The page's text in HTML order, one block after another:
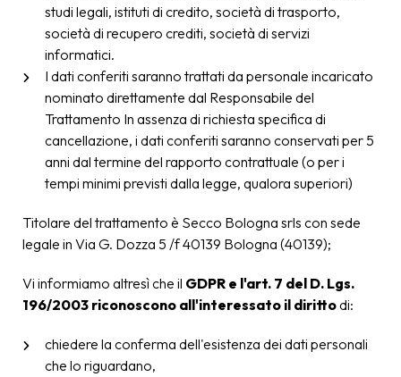
studi legali, istituti di credito, società di trasporto,
società di recupero crediti, società di servizi
informatici.
I dati conferiti saranno trattati da personale incaricato
nominato direttamente dal Responsabile del
Trattamento In assenza di richiesta specifica di
cancellazione, i dati conferiti saranno conservati per 5
anni dal termine del rapporto contrattuale (o per i
tempi minimi previsti dalla legge, qualora superiori)
Titolare del trattamento è Secco Bologna srls con sede
legale in Via G. Dozza 5 /f 40139 Bologna (40139);
Vi informiamo altresì che il GDPR e l'art. 7 del D. Lgs.
196/2003 riconoscono all'interessato il dirittodi:
chiedere la conferma dell'esistenza dei dati personali
che lo riguardano,